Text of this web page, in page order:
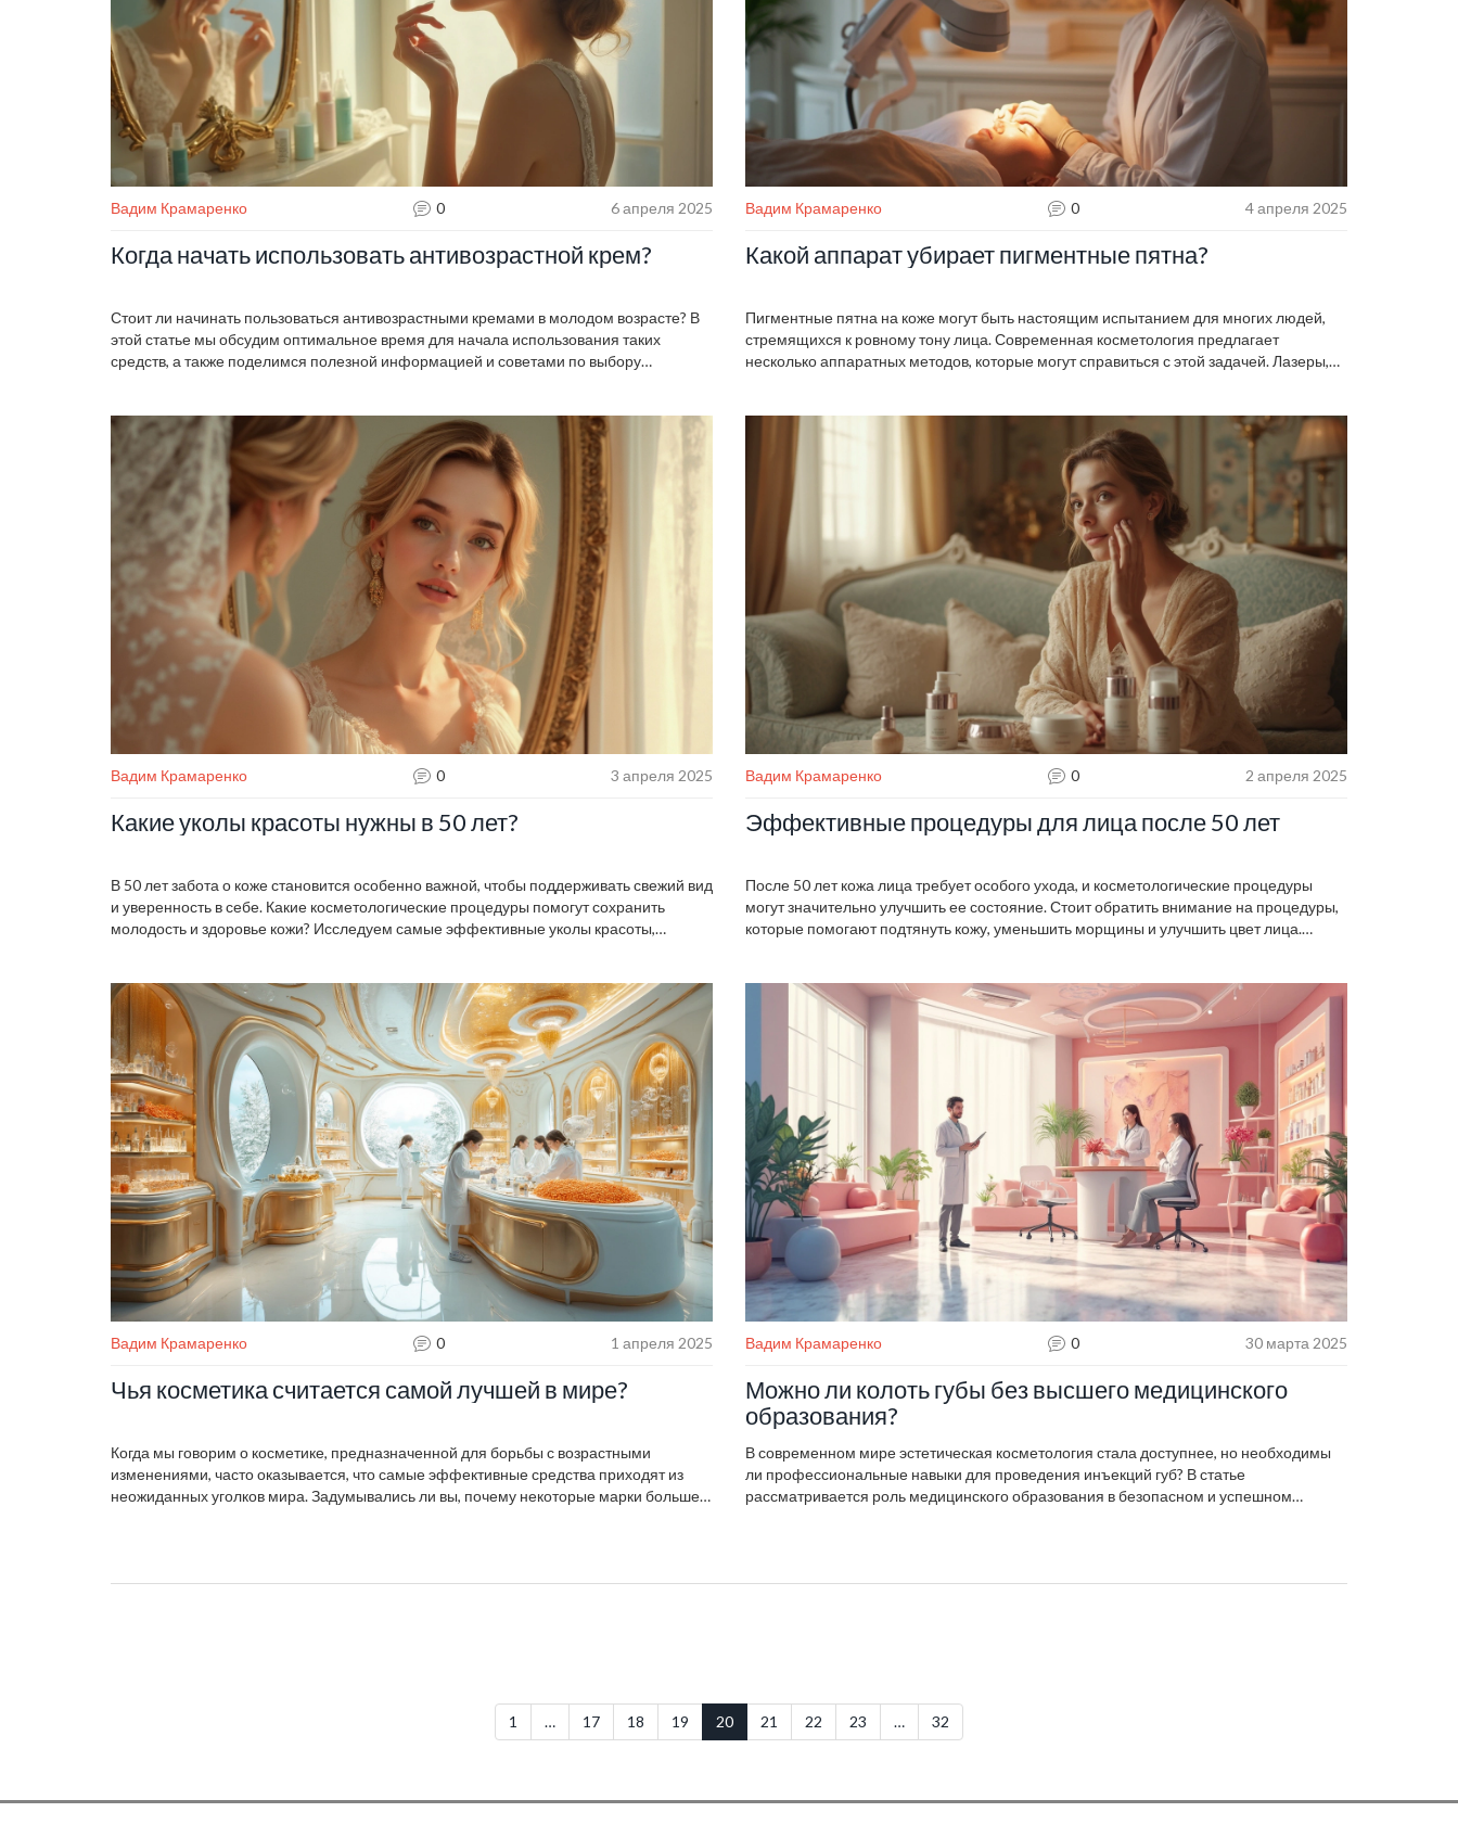
Вадим Крамаренко 0 6 апреля 2025
Когда начать использовать антивозрастной крем?
Стоит ли начинать пользоваться антивозрастными кремами в молодом возрасте? В
этой статье мы обсудим оптимальное время для начала использования таких
средств, а также поделимся полезной информацией и советами по выбору
молодость и свежесть вашего лица надолго.
Вадим Крамаренко 0 4 апреля 2025
Какой аппарат убирает пигментные пятна?
Пигментные пятна на коже могут быть настоящим испытанием для многих людей,
стремящихся к ровному тону лица. Современная косметология предлагает
несколько аппаратных методов, которые могут справиться с этой задачей. Лазеры,
удаления пигментных пятен.
Вадим Крамаренко 0 3 апреля 2025
Какие уколы красоты нужны в 50 лет?
В 50 лет забота о коже становится особенно важной, чтобы поддерживать свежий вид
и уверенность в себе. Какие косметологические процедуры помогут сохранить
молодость и здоровье кожи? Исследуем самые эффективные уколы красоты,
Вадим Крамаренко 0 2 апреля 2025
Эффективные процедуры для лица после 50 лет
После 50 лет кожа лица требует особого ухода, и косметологические процедуры
могут значительно улучшить ее состояние. Стоит обратить внимание на процедуры,
которые помогают подтянуть кожу, уменьшить морщины и улучшить цвет лица.
продлить молодость кожи. Делимся полезными советами по ежедневному уходу,
чтобы поддерживать полученные результаты.
Вадим Крамаренко 0 1 апреля 2025
Чья косметика считается самой лучшей в мире?
Когда мы говорим о косметике, предназначенной для борьбы с возрастными
изменениями, часто оказывается, что самые эффективные средства приходят из
неожиданных уголков мира. Задумывались ли вы, почему некоторые марки больше
делают их продукцию столь востребованной. Делитесь открытиями, чтобы выбрать
Вадим Крамаренко 0 30 марта 2025
Можно ли колоть губы без высшего медицинского
образования?
В современном мире эстетическая косметология стала доступнее, но необходимы
ли профессиональные навыки для проведения инъекций губ? В статье
рассматривается роль медицинского образования в безопасном и успешном
1 … 17 18 19 20 21 22 23 … 32